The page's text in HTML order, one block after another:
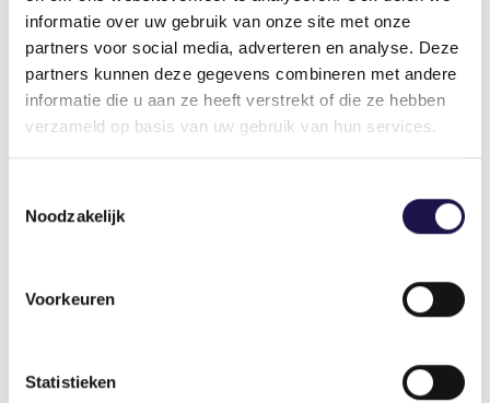
informatie over uw gebruik van onze site met onze
partners voor social media, adverteren en analyse. Deze
partners kunnen deze gegevens combineren met andere
informatie die u aan ze heeft verstrekt of die ze hebben
verzameld op basis van uw gebruik van hun services.
Noodzakelijk
Voorkeuren
Statistieken
in kosten en bescherming van ons sociale stelsel
moeten niet leidend zijn voor de inrichting van
arbeidsrelaties.
Ik hoop bovenal dat het rapport van de cie
Borstlap aanleiding is voor een brede sociale
iets van beleidsmakers en politici. De toekomst
van werk is van iedereen. En die toekomst